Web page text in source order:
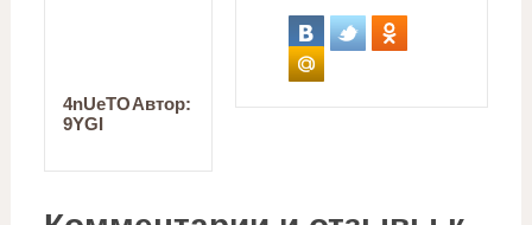
Автор:
4nUeTO
9YGI